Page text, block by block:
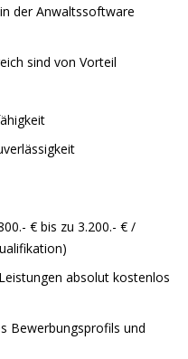
der Anwaltssoftware
sind von Vorteil
€ bis zu 3.200.- € /
absolut kostenlos
Bewerbungsprofils und